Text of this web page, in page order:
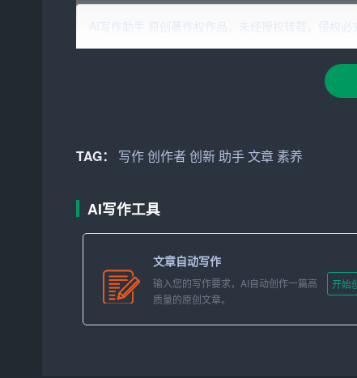
无疑是一种巨大的帮助。
2. 丰富多样的素材
AI写作助手拥有海量的素材库，可以轻松地为
3. 精准的语言表达
说，是一个很好的辅助工具。通过与AI助手的互
4.创新思维激发
虽然AI写作助手可以完成大部分写作任务，但
时，AI助手可以提供一种新的思考角度，激发
AI写作助手 原创著作权作品，未经授权转载，侵权
TAG： 写作创作者 创新助手文章 素养
AI写作工具
文章自动写作
输入您的写作要求，AI自动创作一篇高
质量的原创文章。
开始